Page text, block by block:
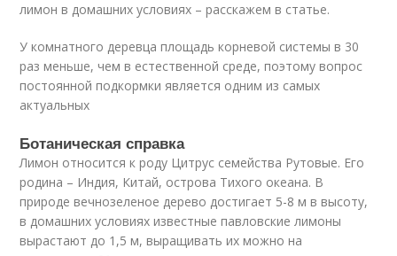
лимон в домашних условиях – расскажем в статье.
У комнатного деревца площадь корневой системы в 30
раз меньше, чем в естественной среде, поэтому вопрос
постоянной подкормки является одним из самых
актуальных
Ботаническая справка
Лимон относится к роду Цитрус семейства Рутовые. Его
родина – Индия, Китай, острова Тихого океана. В
природе вечнозеленое дерево достигает 5-8 м в высоту,
в домашних условиях известные павловские лимоны
вырастают до 1,5 м, выращивать их можно на